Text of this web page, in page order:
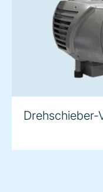
Drehschieber-